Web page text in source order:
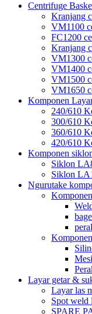
Centrifuge
Kranjang
VM1100
FC1200
Kranjang
VM1300
VM1400
VM1500
VM1650
Komponen
240/610
300/610
360/610
420/610
Komponen
Siklon
Siklon
Ngurutake
Layar getar &
Layar las
Spot weld
SPARE